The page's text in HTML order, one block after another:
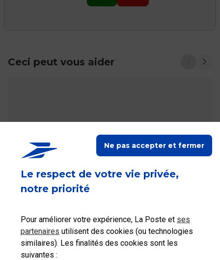
Le respect de votre vie privée,
notre priorité
Pour améliorer votre expérience, La Poste et ses
partenaires utilisent des cookies (ou technologies
similaires). Les finalités des cookies sont les
suivantes :
Ne pas accepter et fermer
Ceci peut vous aider
Compte
achats
Ceci peut également vous intéresser
Comment me déconnecter de mon Compte Pro ?